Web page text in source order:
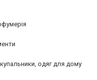
одяг для дому